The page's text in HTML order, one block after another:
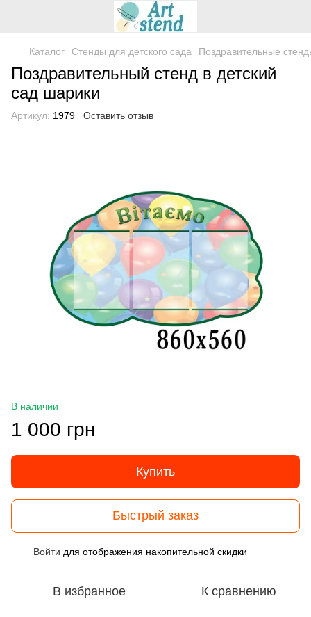
Каталог Стенды для детского сада Поздравительные
Поздравительный стенд в детский
сад шарики
Артикул: 1979 Оставить отзыв
В наличии
1 000 грн
Купить
Быстрый заказ
Войти для отображения накопительной скидки
В избранное К сравнению